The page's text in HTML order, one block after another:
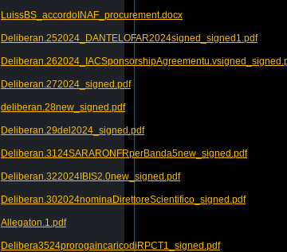
LuissBS_accordoINAF_procurement.docx
Deliberan.252024_DANTELOFAR2024signed_signed1.pdf
Deliberan.272024_signed.pdf
deliberan.28new_signed.pdf
Deliberan.29del2024_signed.pdf
Deliberan.3124SARARONFRperBanda5new_signed.pdf
Deliberan.322024IBIS2.0new_signed.pdf
Deliberan.302024nominaDirettoreScientifico_signed.pdf
Allegaton.1.pdf
Delibera3524prorogaincaricodiRPCT1_signed.pdf